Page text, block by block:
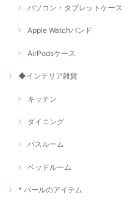
パソコン・タブレットケース
Apple Watchバンド
AirPodsケース
◆インテリア雑貨
キッチン
ダイニング
バスルーム
ベッドルーム
* パールのアイテム